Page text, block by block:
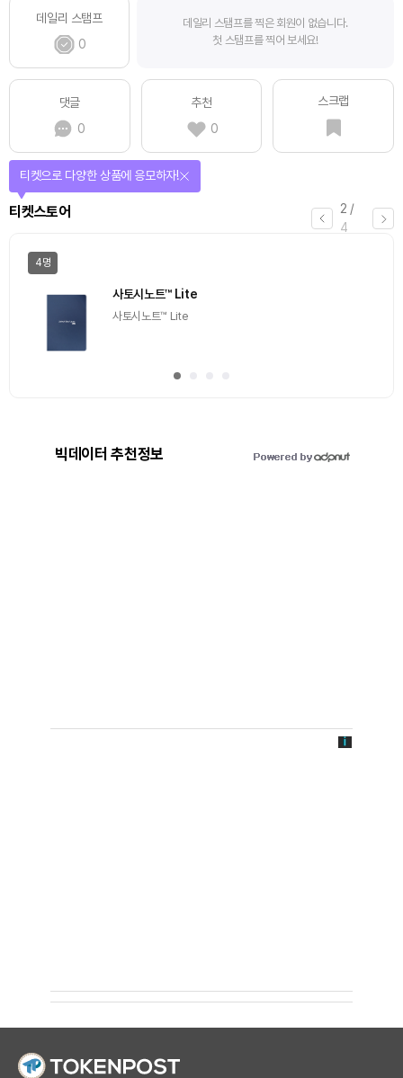
데일리 스탬프
0
데일리 스탬프를 찍은 회원이 없습니다.
첫 스탬프를 찍어 보세요!
댓글
0
추천
0
스크랩
2 /
4
티켓스토어
티켓으로 다양한 상품에 응모하자!
4명
사토시노트™ Lite
사토시노트™ Lite
빅데이터 추천정보